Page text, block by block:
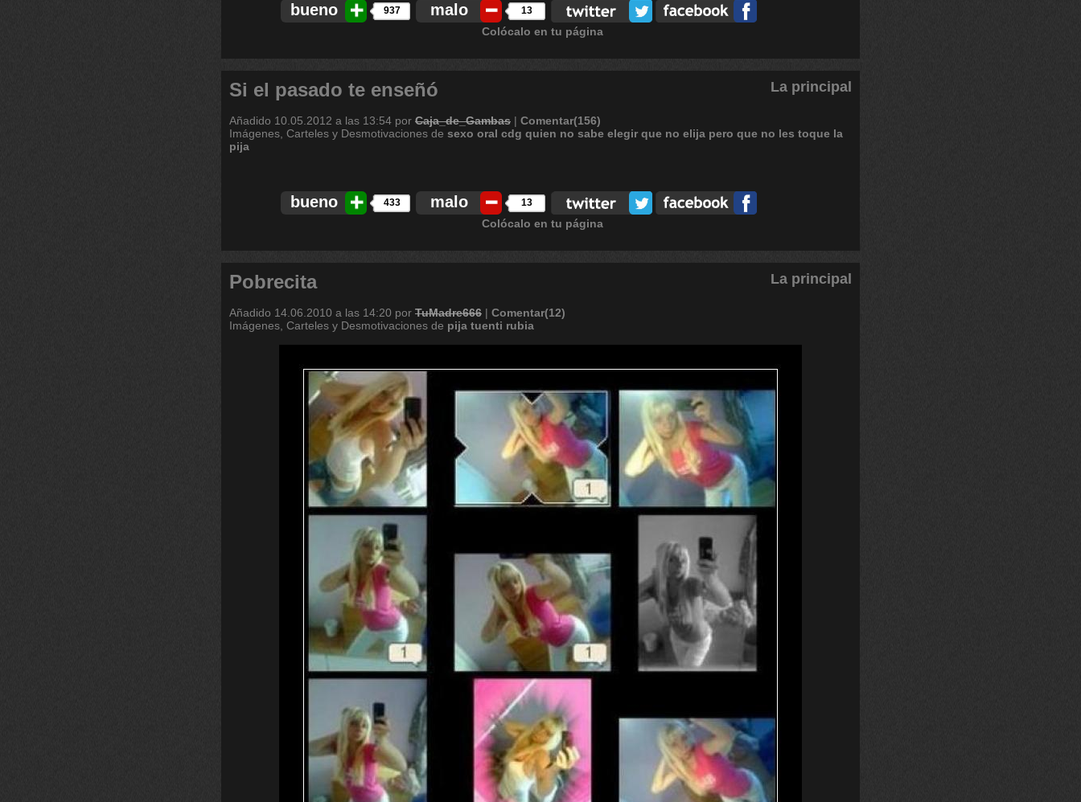
bueno 937 malo 13
Colócalo en tu página
Si el pasado te enseñó La principal
Añadido 10.05.2012 a las 13:54 por Caja_de_Gambas | Comentar(156)
Imágenes, Carteles y Desmotivaciones de sexo oral cdg quien no sabe elegir que no elija pero que no les toque la
pija
bueno 433 malo 13
Colócalo en tu página
Pobrecita La principal
Añadido 14.06.2010 a las 14:20 por TuMadre666 | Comentar(12)
Imágenes, Carteles y Desmotivaciones de pija tuenti rubia